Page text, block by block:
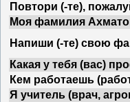
Повтори (-те),
Моя фамилия
Напиши (-те) свою
Какая у тебя (вас)
Кем работаешь
Я учитель (врач,